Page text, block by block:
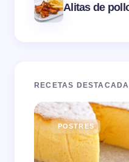
Alitas de
RECETAS
POSTRES